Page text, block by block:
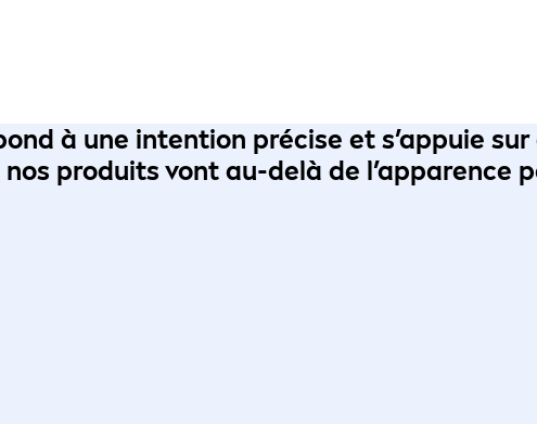
à une intention précise et s’appuie
nos produits vont au-delà de l’apparence